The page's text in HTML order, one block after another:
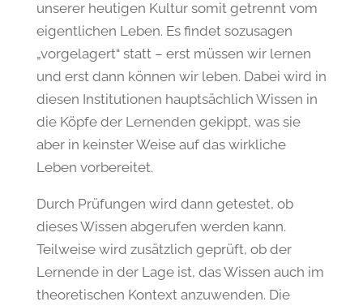
unserer heutigen Kultur somit getrennt vom
eigentlichen Leben. Es findet sozusagen
„vorgelagert“ statt – erst müssen wir lernen
und erst dann können wir leben. Dabei wird in
diesen Institutionen hauptsächlich Wissen in
die Köpfe der Lernenden gekippt, was sie
aber in keinster Weise auf das wirkliche
Leben vorbereitet.
Durch Prüfungen wird dann getestet, ob
dieses Wissen abgerufen werden kann.
Teilweise wird zusätzlich geprüft, ob der
Lernende in der Lage ist, das Wissen auch im
theoretischen Kontext anzuwenden. Die